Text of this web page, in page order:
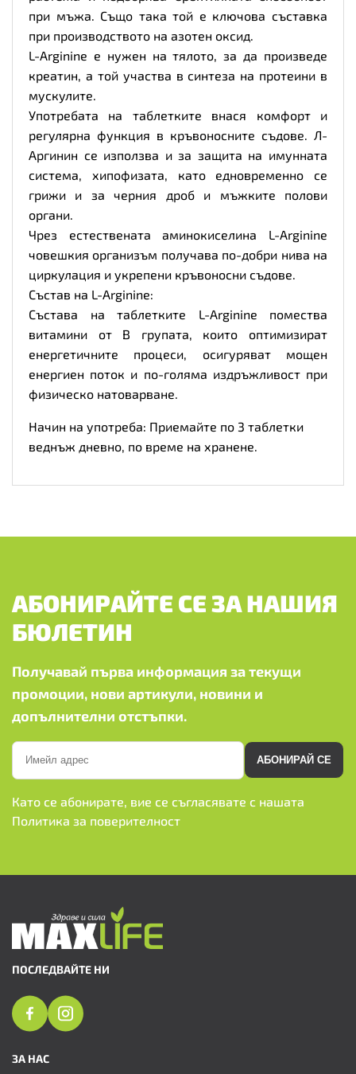
при мъжа. Също така той е ключова съставка
при производството на азотен оксид.
L-Arginine е нужен на тялото, за да произведе
креатин, а той участва в синтеза на протеини в
мускулите.
Употребата на таблетките внася комфорт и
регулярна функция в кръвоносните съдове. Л-
Аргинин се използва и за защита на имунната
система, хипофизата, като едновременно се
грижи и за черния дроб и мъжките полови
органи.
Чрез естествената аминокиселина L-Arginine
човешкия организъм получава по-добри нива на
циркулация и укрепени кръвоносни съдове.
Състав на L-Arginine:
Състава на таблетките L-Arginine помества
витамини от В групата, които оптимизират
енергетичните процеси, осигуряват мощен
енергиен поток и по-голяма издръжливост при
физическо натоварване.
Начин на употреба: Приемайте по 3 таблетки
веднъж дневно, по време на хранене.
АБОНИРАЙТЕ СЕ ЗА НАШИЯ
БЮЛЕТИН
Получавай първа информация за текущи
промоции, нови артикули, новини и
допълнителни отстъпки.
АБОНИРАЙ СЕ
Като се абонирате, вие се съгласявате с нашата
Политика за поверителност
ПОСЛЕДВАЙТЕ НИ
ЗА НАС